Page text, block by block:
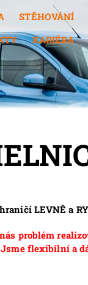
STĚHOVÁNÍ
KARIÉRA
LEVNĚ a
problém
flexibilní a